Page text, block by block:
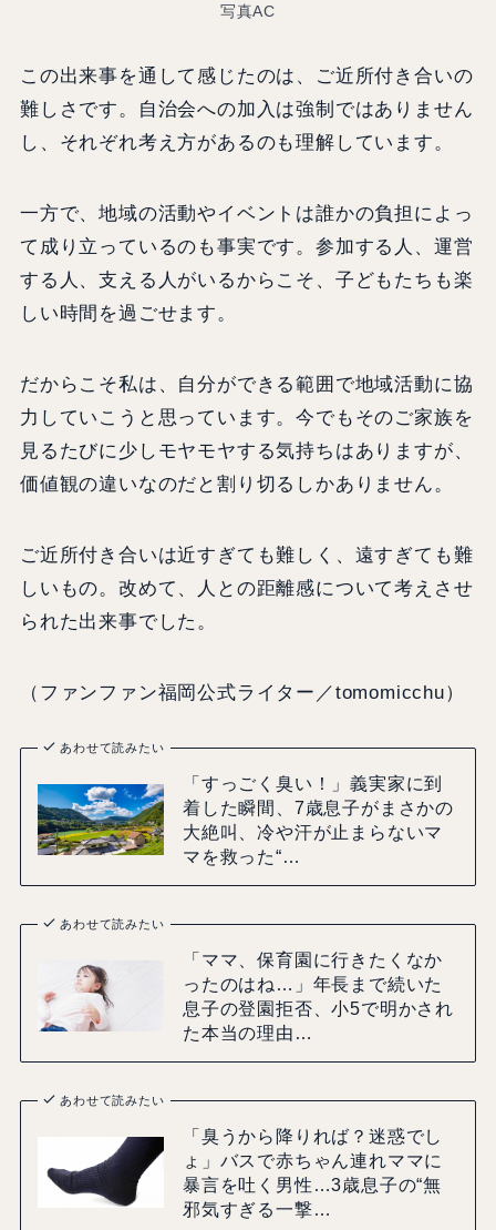
写真AC
この出来事を通して感じたのは、ご近所付き合いの
難しさです。自治会への加入は強制ではありません
し、それぞれ考え方があるのも理解しています。
一方で、地域の活動やイベントは誰かの負担によっ
て成り立っているのも事実です。参加する人、運営
する人、支える人がいるからこそ、子どもたちも楽
しい時間を過ごせます。
だからこそ私は、自分ができる範囲で地域活動に協
力していこうと思っています。今でもそのご家族を
見るたびに少しモヤモヤする気持ちはありますが、
価値観の違いなのだと割り切るしかありません。
ご近所付き合いは近すぎても難しく、遠すぎても難
しいもの。改めて、人との距離感について考えさせ
られた出来事でした。
（ファンファン福岡公式ライター／tomomicchu）
あわせて読みたい
「すっごく臭い！」義実家に到
着した瞬間、7歳息子がまさかの
大絶叫、冷や汗が止まらないマ
マを救った“…
あわせて読みたい
「ママ、保育園に行きたくなか
ったのはね…」年長まで続いた
息子の登園拒否、小5で明かされ
た本当の理由…
あわせて読みたい
「臭うから降りれば？迷惑でし
ょ」バスで赤ちゃん連れママに
暴言を吐く男性…3歳息子の“無
邪気すぎる一撃…